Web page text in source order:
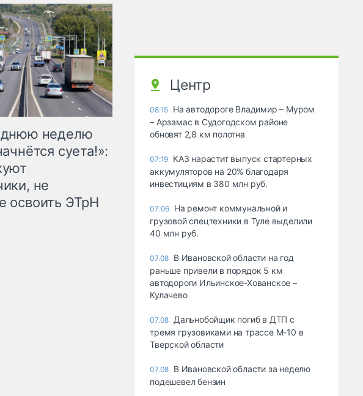
неделю
суета!»:
не
освоить ЭТрН
Центр
08:15 На автодороге Владимир – Муром
– Арзамас в Судогодском районе
обновят 2,8 км полотна
07:19 КАЗ нарастит выпуск стартерных
аккумуляторов на 20% благодаря
инвестициям в 380 млн руб.
07:06 На ремонт коммунальной и
грузовой спецтехники в Туле выделили
40 млн руб.
07.08 В Ивановской области на год
раньше привели в порядок 5 км
автодороги Ильинское-Хованское –
Кулачево
07.08 Дальнобойщик погиб в ДТП с
тремя грузовиками на трассе М-10 в
Тверской области
07.08 В Ивановской области за неделю
подешевел бензин